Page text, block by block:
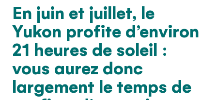
En juin et juillet, le
Yukon profite d’environ
21 heures de soleil :
vous aurez donc
largement le temps de